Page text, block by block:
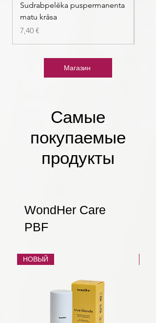
Sudrabpelēka puspermanenta
matu krāsa
Цена
7,40 €
Магазин
Самые
покупаемые
продукты
WondHer Care
PBF
НОВЫЙ